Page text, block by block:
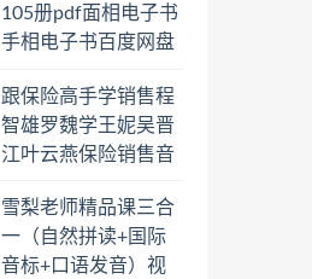
105册pdf面相电子书
手相电子书百度网盘
跟保险高手学销售程
智雄罗魏学王妮吴晋
江叶云燕保险销售音
盘下载学习
雪梨老师精品课三合
一（自然拼读+国际
音标+口语发音）视